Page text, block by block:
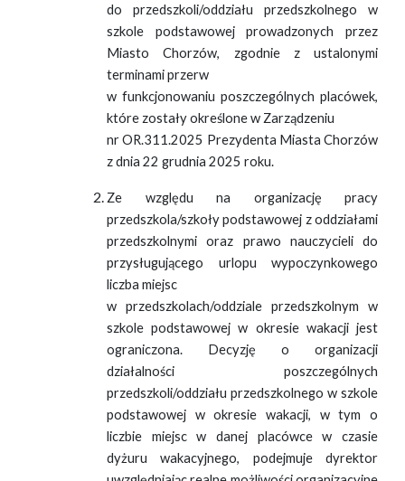
do przedszkoli/oddziału przedszkolnego w
szkole podstawowej prowadzonych przez
Miasto Chorzów, zgodnie z ustalonymi
terminami przerw
w funkcjonowaniu poszczególnych placówek,
które zostały określone w Zarządzeniu
nr OR.311.2025 Prezydenta Miasta Chorzów
z dnia 22 grudnia 2025 roku.
Ze względu na organizację pracy
przedszkola/szkoły podstawowej z oddziałami
przedszkolnymi oraz prawo nauczycieli do
przysługującego urlopu wypoczynkowego
liczba miejsc
w przedszkolach/oddziale przedszkolnym w
szkole podstawowej w okresie wakacji jest
ograniczona. Decyzję o organizacji
działalności poszczególnych
przedszkoli/oddziału przedszkolnego w szkole
podstawowej w okresie wakacji, w tym o
liczbie miejsc w danej placówce w czasie
dyżuru wakacyjnego, podejmuje dyrektor